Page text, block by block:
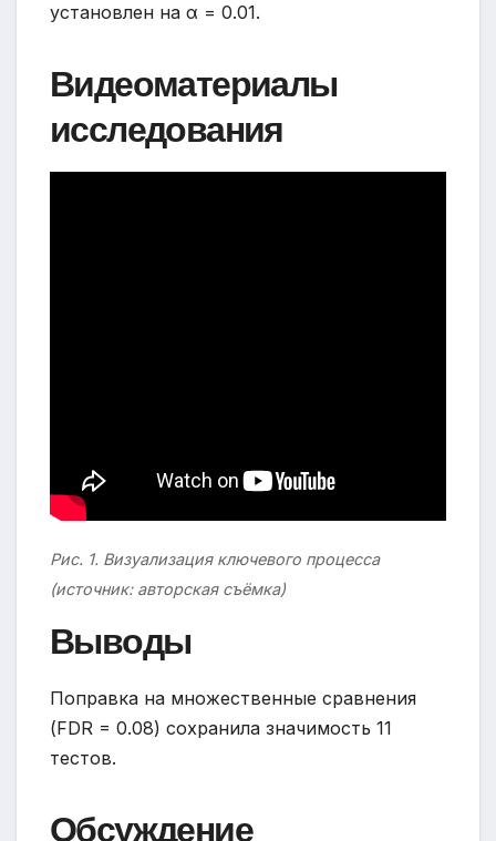
установлен на α = 0.01.
Видеоматериалы
исследования
Рис. 1. Визуализация ключевого процесса
(источник: авторская съёмка)
Выводы
Поправка на множественные сравнения
(FDR = 0.08) сохранила значимость 11
тестов.
Обсуждение